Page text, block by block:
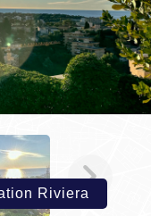
Riviera